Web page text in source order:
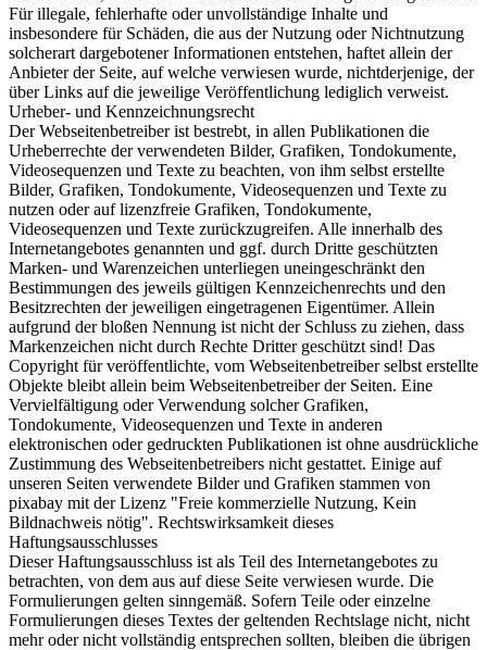
Für illegale, fehlerhafte oder unvollständige Inhalte und
insbesondere für Schäden, die aus der Nutzung oder Nichtnutzung
solcherart dargebotener Informationen entstehen, haftet allein der
Anbieter der Seite, auf welche verwiesen wurde, nichtderjenige, der
über Links auf die jeweilige Veröffentlichung lediglich verweist.
Urheber- und Kennzeichnungsrecht
Der Webseitenbetreiber ist bestrebt, in allen Publikationen die
Urheberrechte der verwendeten Bilder, Grafiken, Tondokumente,
Videosequenzen und Texte zu beachten, von ihm selbst erstellte
Bilder, Grafiken, Tondokumente, Videosequenzen und Texte zu
nutzen oder auf lizenzfreie Grafiken, Tondokumente,
Videosequenzen und Texte zurückzugreifen. Alle innerhalb des
Internetangebotes genannten und ggf. durch Dritte geschützten
Marken- und Warenzeichen unterliegen uneingeschränkt den
Bestimmungen des jeweils gültigen Kennzeichenrechts und den
Besitzrechten der jeweiligen eingetragenen Eigentümer. Allein
aufgrund der bloßen Nennung ist nicht der Schluss zu ziehen, dass
Markenzeichen nicht durch Rechte Dritter geschützt sind! Das
Copyright für veröffentlichte, vom Webseitenbetreiber selbst erstellte
Objekte bleibt allein beim Webseitenbetreiber der Seiten. Eine
Vervielfältigung oder Verwendung solcher Grafiken,
Tondokumente, Videosequenzen und Texte in anderen
elektronischen oder gedruckten Publikationen ist ohne ausdrückliche
Zustimmung des Webseitenbetreibers nicht gestattet. Einige auf
unseren Seiten verwendete Bilder und Grafiken stammen von
pixabay mit der Lizenz "Freie kommerzielle Nutzung, Kein
Bildnachweis nötig". Rechtswirksamkeit dieses
Haftungsausschlusses
Dieser Haftungsausschluss ist als Teil des Internetangebotes zu
betrachten, von dem aus auf diese Seite verwiesen wurde. Die
Formulierungen gelten sinngemäß. Sofern Teile oder einzelne
Formulierungen dieses Textes der geltenden Rechtslage nicht, nicht
mehr oder nicht vollständig entsprechen sollten, bleiben die übrigen